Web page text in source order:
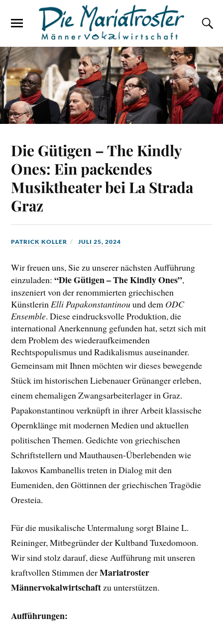
Die Gütigen – The Kindly
Ones: Ein packendes
Musiktheater bei La Strada
Graz
PATRICK KOLLER JULI 25, 2024
Wir freuen uns, Sie zu unserer nächsten Aufführung
einzuladen:“Die Gütigen – The Kindly Ones”,
inszeniert von der renommierten griechischen
Künstlerin Elli Papakonstantinouund dem ODC
Ensemble. Diese eindrucksvolle Produktion, die
international Anerkennung gefunden hat, setzt sich mit
dem Problem des wiederaufkeimenden
Rechtspopulismus und Radikalismus auseinander.
Gemeinsam mit Ihnen möchten wir dieses bewegende
Stück im historischen Liebenauer Grünanger erleben,
einem ehemaligen Zwangsarbeiterlager in Graz.
Papakonstantinou verknüpft in ihrer Arbeit klassische
Opernklänge mit modernen Medien und aktuellen
politischen Themen. Gedichte von griechischen
Schriftstellern und Mauthausen-Überlebenden wie
Iakovos Kambanellis treten in Dialog mit den
Eumeniden, den Göttinnen der griechischen Tragödie
Oresteia.
Für die musikalische Untermalung sorgt Blaine L.
Reininger, Mitbegründer der Kultband Tuxedomoon.
Wir sind stolz darauf, diese Aufführung mit unseren
kraftvollen Stimmen derMariatroster
Männervokalwirtschaftzu unterstützen.
Aufführungen: